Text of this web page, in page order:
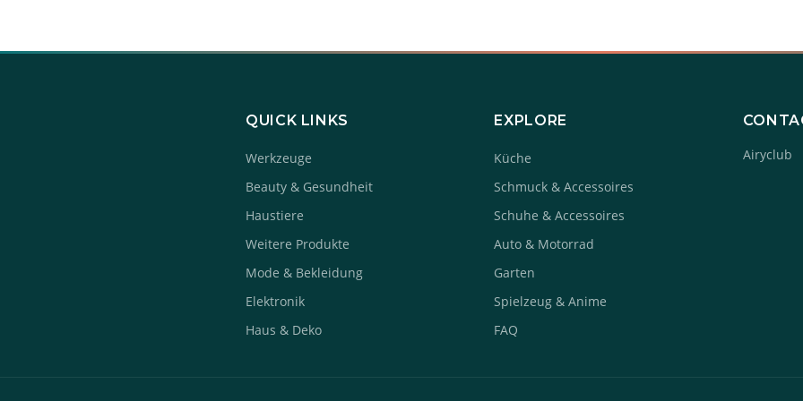
QUICK LINKS
Werkzeuge
Beauty & Gesundheit
Haustiere
Weitere Produkte
Mode & Bekleidung
Elektronik
Haus & Deko
EXPLORE
Küche
Schmuck & Accessoires
Schuhe & Accessoires
Auto & Motorrad
Garten
Spielzeug & Anime
FAQ
Airyclub